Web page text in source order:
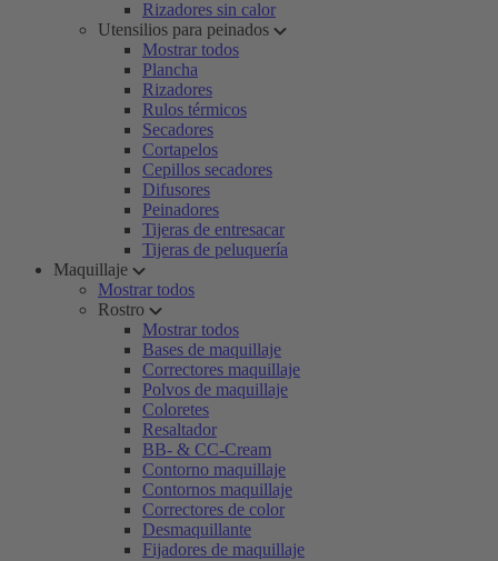
Rizadores sin calor
Utensilios para peinados
Mostrar todos
Plancha
Rizadores
Rulos térmicos
Secadores
Cortapelos
Cepillos secadores
Difusores
Peinadores
Tijeras de entresacar
Tijeras de peluquería
Maquillaje
Mostrar todos
Rostro
Mostrar todos
Bases de maquillaje
Correctores maquillaje
Polvos de maquillaje
Coloretes
Resaltador
BB- & CC-Cream
Contorno maquillaje
Contornos maquillaje
Correctores de color
Desmaquillante
Fijadores de maquillaje